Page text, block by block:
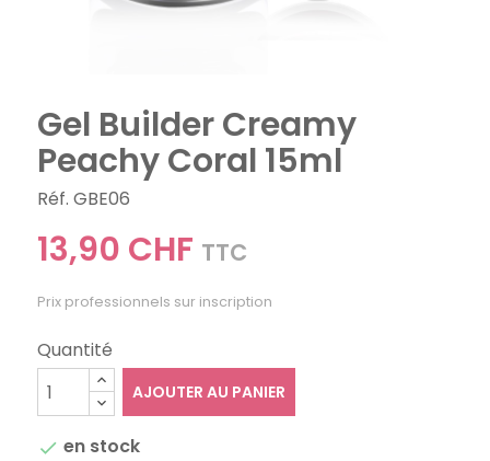
Gel Builder Creamy
Peachy Coral 15ml
Réf. GBE06
13,90 CHF TTC
Prix professionnels sur inscription
Quantité
AJOUTER AU PANIER
 en stock